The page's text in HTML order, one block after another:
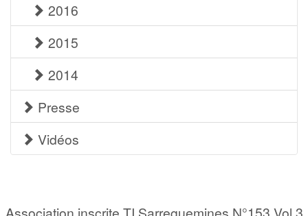
2016
2015
2014
Presse
Vidéos